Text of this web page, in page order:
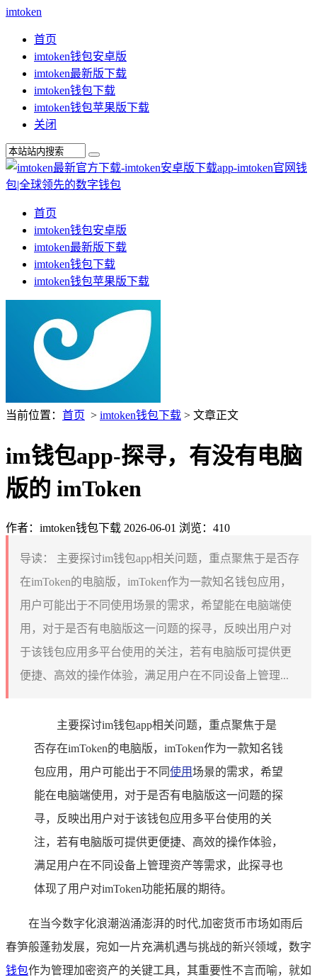
imtoken
首页
imtoken钱包安卓版
imtoken最新版下载
imtoken钱包下载
imtoken钱包苹果版下载
关闭
首页
imtoken钱包安卓版
imtoken最新版下载
imtoken钱包下载
imtoken钱包苹果版下载
当前位置： 首页 > imtoken钱包下载 > 文章正文
im钱包app-探寻，有没有电脑
版的 imToken
作者：imtoken钱包下载 2026-06-01 浏览：410
导读：
主要探讨im钱包app相关问题，重点聚焦于是否存
在imToken的电脑版，imToken作为一款知名钱包应用，
用户可能出于不同使用场景的需求，希望能在电脑端使
用，对于是否有电脑版这一问题的探寻，反映出用户对
于该钱包应用多平台使用的关注，若有电脑版可提供更
便捷、高效的操作体验，满足用户在不同设备上管理...
主要探讨im钱包app相关问题，重点聚焦于是
否存在imToken的电脑版，imToken作为一款知名钱
包应用，用户可能出于不同使用场景的需求，希望
能在电脑端使用，对于是否有电脑版这一问题的探
寻，反映出用户对于该钱包应用多平台使用的关
注，若有电脑版可提供更便捷、高效的操作体验，
满足用户在不同设备上管理资产等需求，此探寻也
体现了用户对imToken功能拓展的期待。
在当今数字化浪潮汹涌澎湃的时代,加密货币市场如雨后
春笋般蓬勃发展，宛如一片充满机遇与挑战的新兴领域，数字
钱包作为管理加密资产的关键工具，其重要性不言而喻，就如